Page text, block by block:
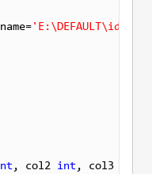
, col2 int , col3